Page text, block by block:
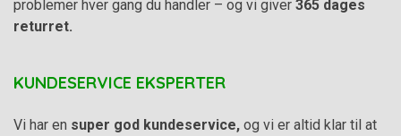
problemer hver gang du handler – og vi giver 365 dages
returret.
KUNDESERVICE EKSPERTER
Vi har en super god kundeservice, og vi er altid klar til at